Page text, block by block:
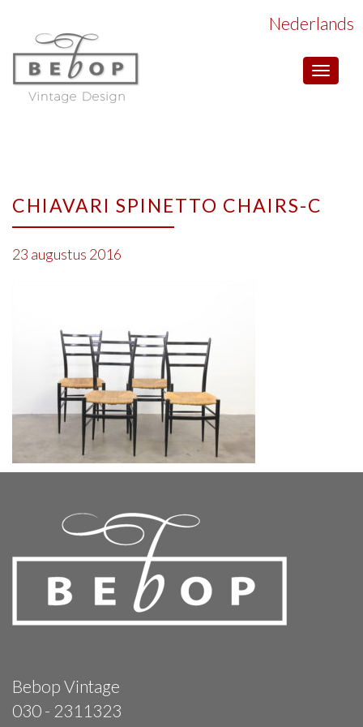
Toggle
Nederlands
CHIAVARI SPINETTO CHAIRS-C
23 augustus 2016
Bebop Vintage
030 - 2311323